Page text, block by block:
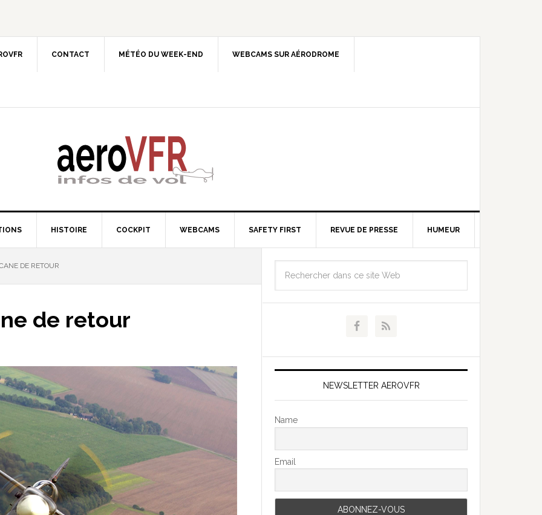
CONTACT MÉTÉO DU WEEK-END WEBCAMS SUR AÉRODROME
HISTOIRE COCKPIT WEBCAMS SAFETY FIRST REVUE DE PRESSE HUMEUR
DE RETOUR
de retour
NEWSLETTER AEROVFR
Name
Email